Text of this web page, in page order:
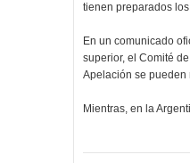
tienen preparados
En un comunicado
superior, el Comité
Apelación se pueden
Mientras, en la